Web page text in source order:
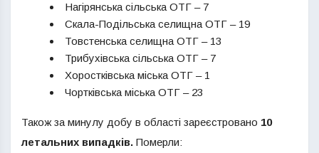
Нагірянська сільська ОТГ – 7
Скала-Подільська селищна ОТГ – 19
Товстенська селищна ОТГ – 13
Трибухівська сільська ОТГ – 7
Хоростківська міська ОТГ – 1
Чортківська міська ОТГ – 23
Також за минулу добу в області зареєстровано 10
летальних випадків. Померли: